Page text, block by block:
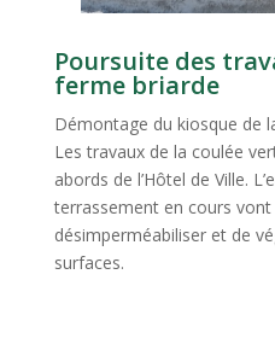
Poursuite des
ferme briarde
Démontage du kiosque de
Les travaux de la coulée
abords de l’Hôtel de Ville.
terrassement en cours
désimperméabiliser et de
surfaces.